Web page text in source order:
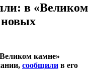
в «Великом
камне»
сообщили в его